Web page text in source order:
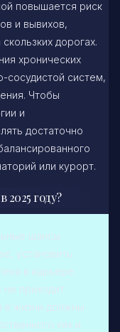
повышается риск
и вывихов,
дорогах.
хронических
сосудистой систем,
Чтобы
и
достаточно
или курорт.
2025 году?
шансы
установить
в карьере.
не приходит
в жизни должны
«я» и